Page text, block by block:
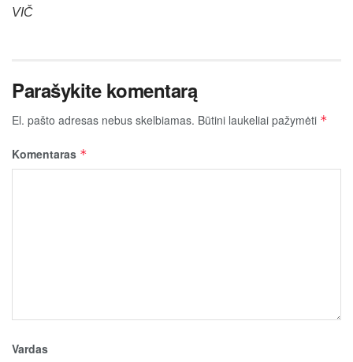
VIČ
Parašykite komentarą
El. pašto adresas nebus skelbiamas. Būtini laukeliai pažymėti *
Komentaras *
Vardas